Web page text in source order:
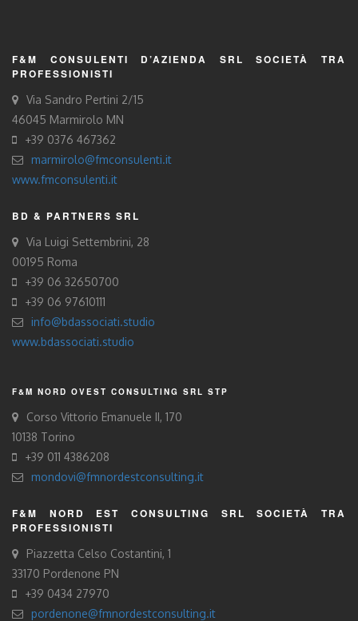
F&M CONSULENTI D’AZIENDA SRL SOCIETÀ TRA
PROFESSIONISTI
Via Sandro Pertini 2/15
46045 Marmirolo MN
+39 0376 467362
marmirolo@fmconsulenti.it
www.fmconsulenti.it
BD & PARTNERS SRL
Via Luigi Settembrini, 28
00195 Roma
+39 06 32650700
+39 06 97610111
info@bdassociati.studio
www.bdassociati.studio
F&M NORD OVEST CONSULTING SRL STP
Corso Vittorio Emanuele II, 170
10138 Torino
+39 011 4386208
mondovi@fmnordestconsulting.it
F&M NORD EST CONSULTING SRL SOCIETÀ TRA
PROFESSIONISTI
Piazzetta Celso Costantini, 1
33170 Pordenone PN
+39 0434 27970
pordenone@fmnordestconsulting.it